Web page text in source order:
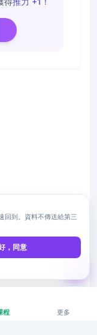
程 更多
回到。資料不傳送給第三
，同意